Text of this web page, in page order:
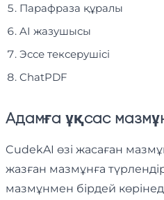
Парафраза құралы
AI жазушысы
Эссе тексерушісі
ChatPDF
Адамға ұқсас
CudekAI өзі жасаған
жазған мазмұнға
мазмұнмен бірдей